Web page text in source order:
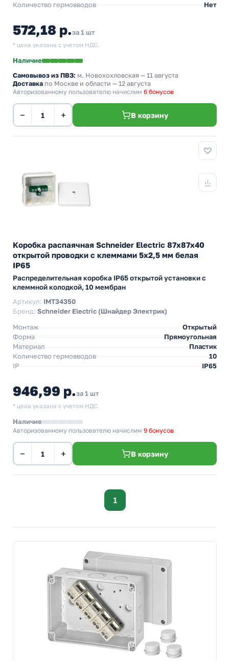
Количество гермовводов
Нет
572,18 р.за 1 шт
* цена указана с учетом НДС.
Наличие
Самовывоз из ПВЗ: м. Новохохловская — 11 августа
Доставка по Москве и области — 12 августа
Авторизованному пользователю начислим 6 бонусов
− + В корзину
Коробка распаячная Schneider Electric 87х87х40
открытой проводки с клеммами 5х2,5 мм белая
IP65
Распределительная коробка IP65 открытой установки с
клеммной колодкой, 10 мембран
Артикул: IMT34350
Бренд: Schneider Electric (Шнайдер Электрик)
Монтаж
Открытый
Форма
Прямоугольная
Материал
Пластик
Количество гермовводов
10
IP
IP65
946,99 р.за 1 шт
* цена указана с учетом НДС.
Наличие
Авторизованному пользователю начислим 9 бонусов
− + В корзину
1